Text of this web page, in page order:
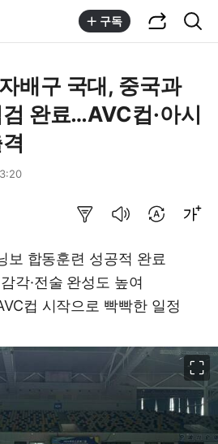
구독
배구 국대, 중국과
완료…AVC컵·아시
보 합동훈련 성공적 완료
각·전술 완성도 높여
컵 시작으로 빡빡한 일정